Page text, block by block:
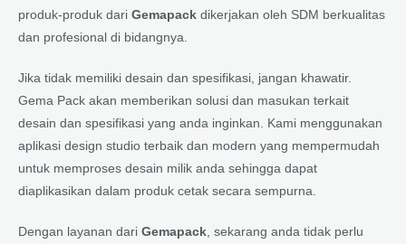
produk-produk dari Gemapack dikerjakan oleh SDM berkualitas
dan profesional di bidangnya.
Jika tidak memiliki desain dan spesifikasi, jangan khawatir.
Gema Pack akan memberikan solusi dan masukan terkait
desain dan spesifikasi yang anda inginkan. Kami menggunakan
aplikasi design studio terbaik dan modern yang mempermudah
untuk memproses desain milik anda sehingga dapat
diaplikasikan dalam produk cetak secara sempurna.
Dengan layanan dari Gemapack , sekarang anda tidak perlu